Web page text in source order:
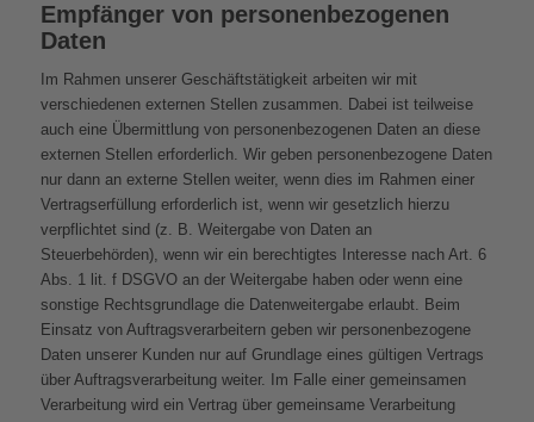
Empfänger von personenbezogenen
Daten
Im Rahmen unserer Geschäftstätigkeit arbeiten wir mit
verschiedenen externen Stellen zusammen. Dabei ist teilweise
auch eine Übermittlung von personenbezogenen Daten an diese
externen Stellen erforderlich. Wir geben personenbezogene Daten
nur dann an externe Stellen weiter, wenn dies im Rahmen einer
Vertragserfüllung erforderlich ist, wenn wir gesetzlich hierzu
verpflichtet sind (z. B. Weitergabe von Daten an
Steuerbehörden), wenn wir ein berechtigtes Interesse nach Art. 6
Abs. 1 lit. f DSGVO an der Weitergabe haben oder wenn eine
sonstige Rechtsgrundlage die Datenweitergabe erlaubt. Beim
Einsatz von Auftragsverarbeitern geben wir personenbezogene
Daten unserer Kunden nur auf Grundlage eines gültigen Vertrags
über Auftragsverarbeitung weiter. Im Falle einer gemeinsamen
Verarbeitung wird ein Vertrag über gemeinsame Verarbeitung